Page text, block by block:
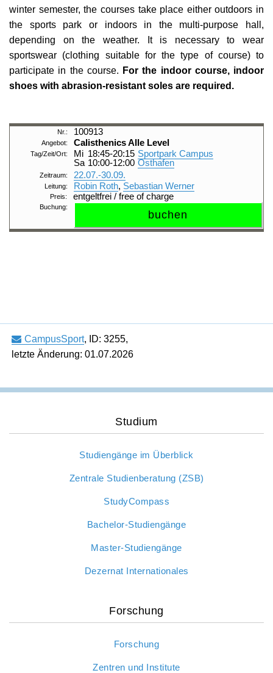
Feedbackmanagement
Dezernat Internationales
Interdisziplinäres Studium Generale
Campustour
Veranstaltungskalender
Hochschulwahlen
Jubiläum
Wir bauen
winter semester, the courses take place either outdoors in
the sports park or indoors in the multi-purpose hall,
depending on the weather. It is necessary to wear
sportswear (clothing suitable for the type of course) to
participate in the course. For the indoor course, indoor
shoes with abrasion-resistant soles are required.
100913
CalisthenicsAlle Level
Mi 18:45-20:15 Sportpark Campus
Sa 10:00-12:00 Osthafen
22.07.-30.09.
Robin Roth, Sebastian Werner
entgeltfrei / free of charge
CampusSport, ID: 3255,
letzte Änderung: 01.07.2026
Studium
Studiengänge im Überblick
Zentrale Studienberatung (ZSB)
StudyCompass
Bachelor-Studiengänge
Master-Studiengänge
Dezernat Internationales
Forschung
Forschung
Zentren und Institute